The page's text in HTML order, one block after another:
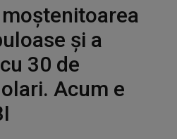
și a
30 de
Acum e